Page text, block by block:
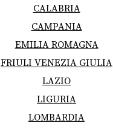
CALABRIA
CAMPANIA
EMILIA ROMAGNA
FRIULI VENEZIA GIULIA
LAZIO
LIGURIA
LOMBARDIA